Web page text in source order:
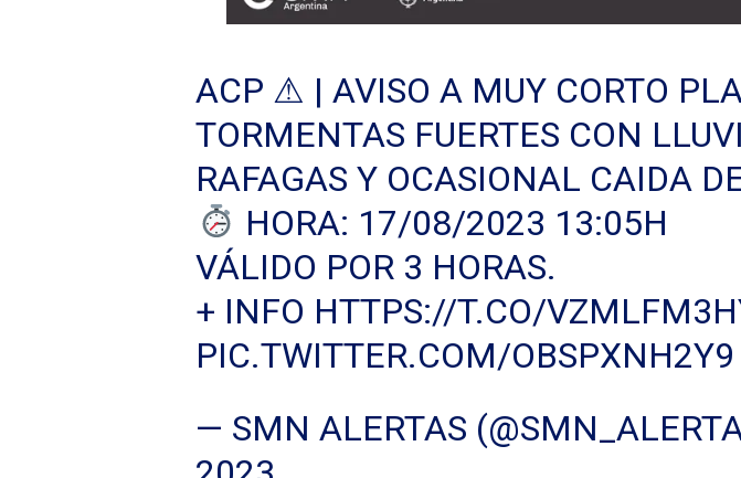
ACP ⚠ | AVISO A MUY CORTO
TORMENTAS FUERTES CON
RAFAGAS Y OCASIONAL CAIDA
HORA: 17/08/2023 13:05H
VÁLIDO POR 3 HORAS.
+ INFO HTTPS://T.CO/
PIC.TWITTER.COM/OBSPXNH2Y9
— SMN ALERTAS